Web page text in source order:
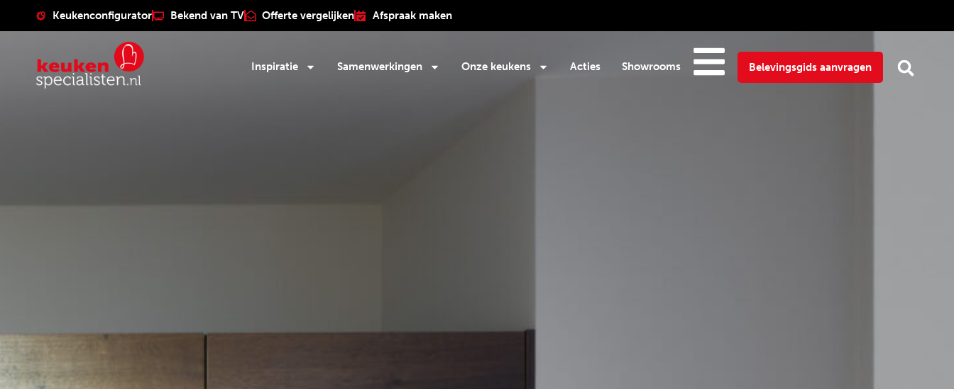
Keukenconfigurator Bekend van TV Offerte vergelijken Afspraak maken
Inspiratie Samenwerkingen Onze keukens Acties Showrooms Belevingsgids aanvragen